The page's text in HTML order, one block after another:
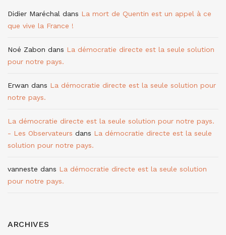
Didier Maréchal dans La mort de Quentin est un appel à ce
que vive la France !
Noé Zabon dans La démocratie directe est la seule solution
pour notre pays.
Erwan dans La démocratie directe est la seule solution pour
notre pays.
La démocratie directe est la seule solution pour notre pays.
- Les Observateurs dans La démocratie directe est la seule
solution pour notre pays.
vanneste dans La démocratie directe est la seule solution
pour notre pays.
ARCHIVES